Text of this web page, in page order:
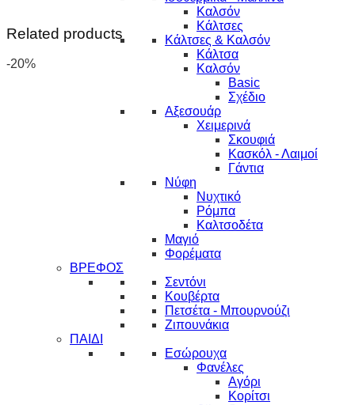
Καλσόν
Κάλτσες
Κάλτσες & Καλσόν
Κάλτσα
Καλσόν
Basic
Σχέδιο
Αξεσουάρ
Χειμερινά
Σκουφιά
Κασκόλ - Λαιμοί
Γάντια
Νύφη
Νυχτικό
Ρόμπα
Καλτσοδέτα
Μαγιό
Φορέματα
ΒΡΕΦΟΣ
Σεντόνι
Κουβέρτα
Πετσέτα - Μπουρνούζι
Ζιπουνάκια
ΠΑΙΔΙ
Εσώρουχα
Φανέλες
Αγόρι
Κορίτσι
Related products
-20%